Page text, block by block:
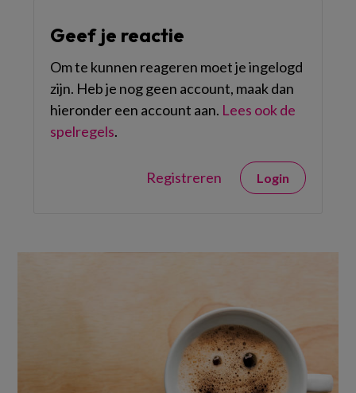
Geef je reactie
Om te kunnen reageren moet je ingelogd
zijn. Heb je nog geen account, maak dan
hieronder een account aan. Lees ook de
spelregels.
Registreren Login